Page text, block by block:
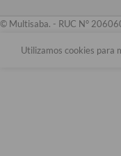
© Multisaba. - RUC N°
Utilizamos cookies para